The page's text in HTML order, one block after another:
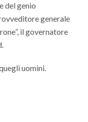
del genio
generale
il governatore
uomini.